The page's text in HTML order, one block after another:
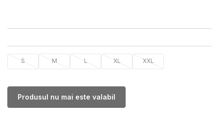
S M L XL XXL
Produsul nu mai este valabil